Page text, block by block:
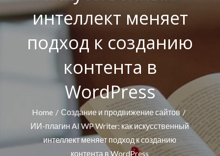
интеллект меняет
подход к созданию
контента в
WordPress
Home
Создание и продвижение сайтов
ИИ-плагин AI WP Writer: как искусственный
интеллект меняет подход к созданию
контента в WordPress